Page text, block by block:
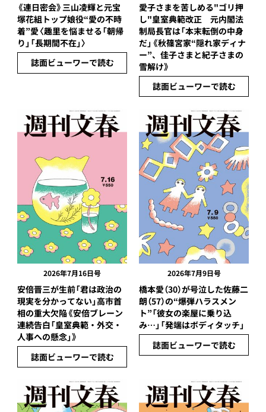
《連日密会》三山凌輝と元宝
塚花組トップ娘役“愛の不時
着”愛〈趣里を悩ませる「朝帰
り」「長期間不在」〉
誌面ビューワーで読む
愛子さまを苦しめる"ゴリ押
し"皇室典範改正 元内閣法
制局長官は「本末転倒の中身
だ」《秋篠宮家“隠れ家ディナ
ー”、佳子さまと紀子さまの
雪解け》
誌面ビューワーで読む
2026年7月16日号
安倍晋三が生前「君は政治の
現実を分かってない」高市首
相の重大欠陥《安倍ブレーン
連続告白「皇室典範・外交・
人事への懸念」》
誌面ビューワーで読む
2026年7月9日号
橋本愛（30）が号泣した佐藤二
朗（57）の“爆弾ハラスメン
ト”「彼女の楽屋に乗り込
み…」「発端はボディタッチ」
誌面ビューワーで読む